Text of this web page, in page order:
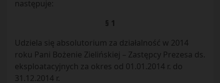
następuje:
§ 1
Udziela się absolutorium za działalność w 2014
roku Pani Bożenie Zielińskiej – Zastępcy Prezesa ds.
eksploatacyjnych za okres od 01.01.2014 r. do
31.12.2014 r.